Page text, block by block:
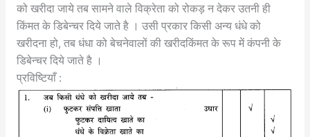
को खरीदा जाये तब सामने वाले विक्रेता को रोकड़ न देकर उतनी ही
किंमत के डिबेन्चर दिये जाते है । उसी प्रकार किसी अन्य धंधे को
खरीदना हो, तब धंधा को बेचनेवालों की खरीदकिंमत के रूप में कंपनी के
डिबेन्चर दिये जाते है ।
प्रविष्टियाँ :